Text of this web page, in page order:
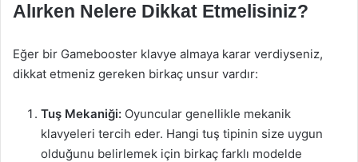
Alırken Nelere Dikkat Etmelisiniz?
Eğer bir Gamebooster klavye almaya karar verdiyseniz,
dikkat etmeniz gereken birkaç unsur vardır:
Tuş Mekaniği: Oyuncular genellikle mekanik
klavyeleri tercih eder. Hangi tuş tipinin size uygun
olduğunu belirlemek için birkaç farklı modelde